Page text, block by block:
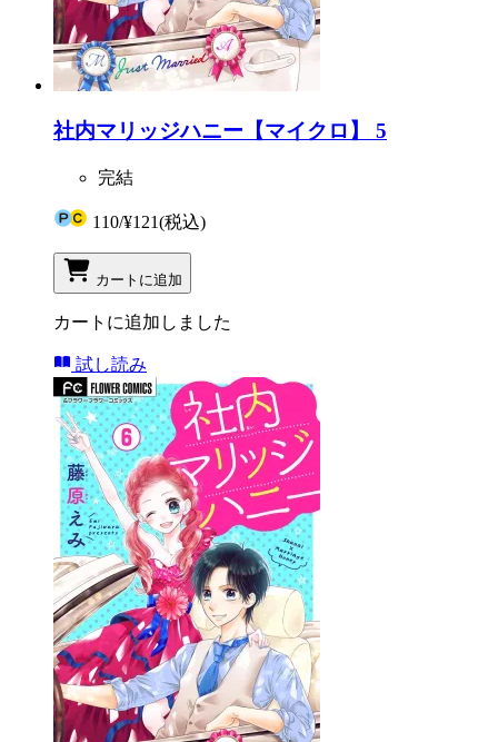
社内マリッジハニー【マイクロ】 5
完結
110/¥121(税込)
カートに追加
カートに追加しました
試し読み